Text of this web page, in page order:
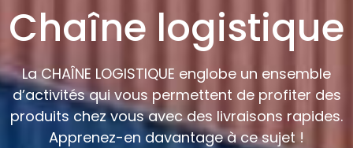
Chaîne logistique
La CHAÎNE LOGISTIQUE englobe un ensemble
d’activités qui vous permettent de profiter des
produits chez vous avec des livraisons rapides.
Apprenez-en davantage à ce sujet !